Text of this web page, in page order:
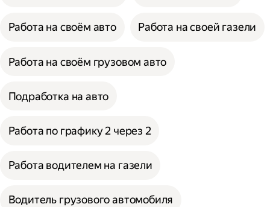
Работа на своём авто Работа на своей газели
Работа на своём грузовом авто
Подработка на авто
Работа по графику 2 через 2
Работа водителем на газели
Водитель грузового автомобиля